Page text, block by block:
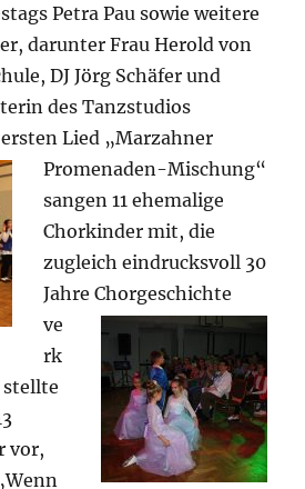
Petra Pau sowie weitere
darunter Frau Herold von
DJ Jörg Schäfer und
des Tanzstudios
Lied „Marzahner
Promenaden-Mischung“
sangen 11 ehemalige
Chorkinder mit, die
zugleich eindrucksvoll 30
JahreChorgeschichte
ve
rk
stellte
vor,